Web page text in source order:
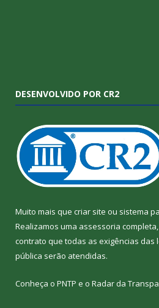
DESENVOLVIDO POR CR2
Muito mais que criar site ou sistema
Realizamos uma assessoria
contrato que todas as exigências das
pública serão atendidas.
Conheça o PNTP e o Radar da